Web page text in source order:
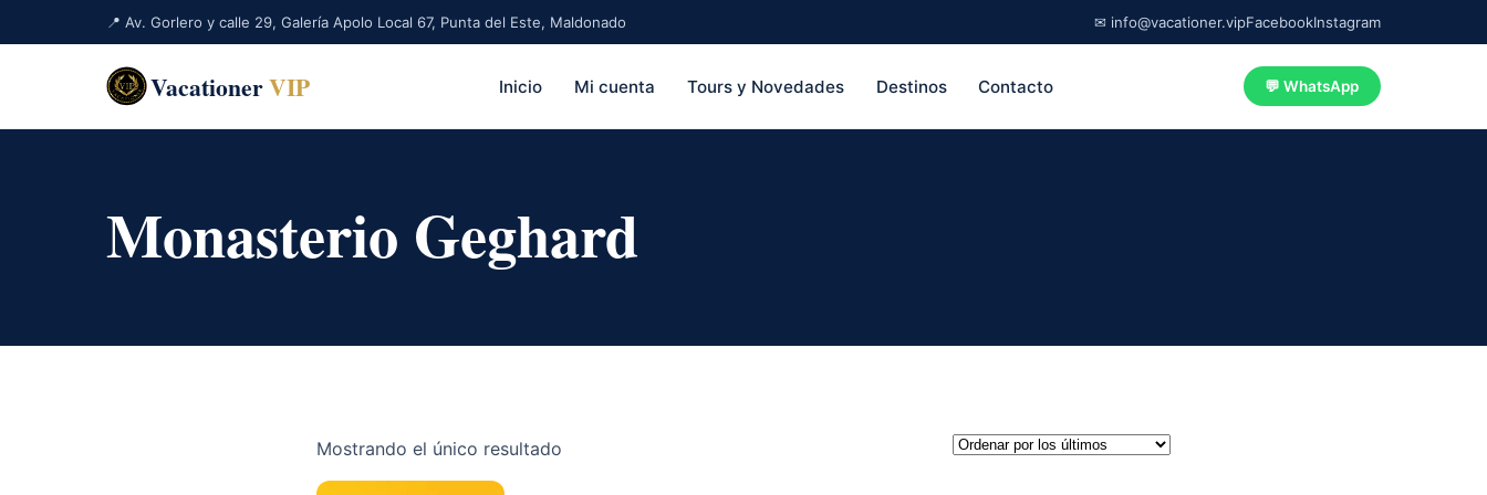
📍 Av. Gorlero y calle 29, Galería Apolo Local 67, Punta del Este, Maldonado ✉ info@vacationer.vipFacebookInstagram
VacationerVIP Inicio Mi cuenta Tours y Novedades Destinos Contacto 💬 WhatsApp
Monasterio Geghard
Mostrando el único resultado